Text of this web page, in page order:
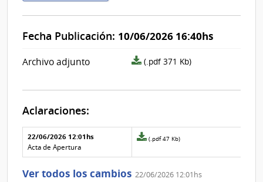
Fecha Publicación: 10/06/2026 16:40hs
Archivo adjunto
archivo
(.pdf 371 Kb)
Aclaraciones:
Aclaraciones del llamado
Fecha y
texto de
la
Archivo
de la
22/06/2026 12:01hs
Acta de Apertura
Archivo
de
aclaración
(.pdf 47 Kb)
Ver todos los cambios 22/06/2026 12:01hs